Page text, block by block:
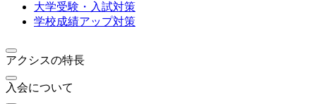
大学受験・入試対策
学校成績アップ対策
アクシスの特長
入会について